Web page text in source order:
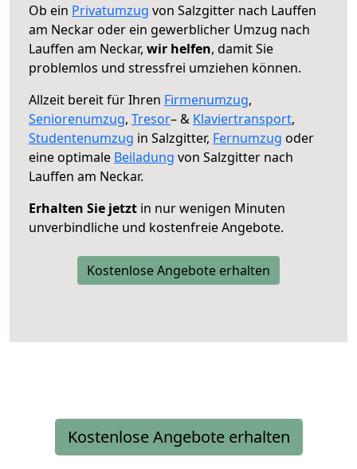
Ob ein Privatumzug von Salzgitter nach Lauffen
am Neckar oder ein gewerblicher Umzug nach
Lauffen am Neckar, wir helfen, damit Sie
problemlos und stressfrei umziehen können.
Allzeit bereit für Ihren Firmenumzug,
Seniorenumzug, Tresor– & Klaviertransport,
Studentenumzug in Salzgitter, Fernumzug oder
eine optimale Beiladung von Salzgitter nach
Lauffen am Neckar.
Erhalten Sie jetzt in nur wenigen Minuten
unverbindliche und kostenfreie Angebote.
Kostenlose Angebote erhalten
Kostenlose Angebote erhalten